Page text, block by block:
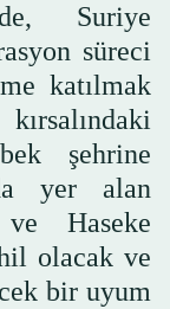
Suriye
süreci
katılmak
şehrine
yer alan
Haseke
olacak ve
bir uyum